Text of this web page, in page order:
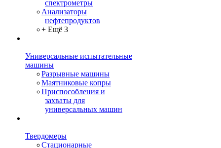
спектрометры
Анализаторы
нефтепродуктов
+ Ещё 3
Универсальные испытательные
машины
Разрывные машины
Маятниковые копры
Приспособления и
захваты для
универсальных машин
Твердомеры
Стационарные